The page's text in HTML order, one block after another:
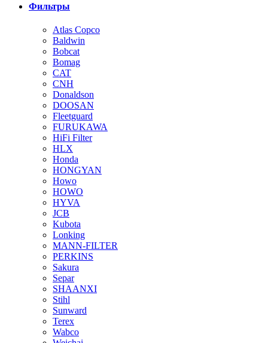
Фильтры
Atlas Copco
Baldwin
Bobcat
Bomag
CAT
CNH
Donaldson
DOOSAN
Fleetguard
FURUKAWA
HiFi Filter
HLX
Honda
HONGYAN
Howo
HOWO
HYVA
JCB
Kubota
Lonking
MANN-FILTER
PERKINS
Sakura
Separ
SHAANXI
Stihl
Sunward
Terex
Wabco